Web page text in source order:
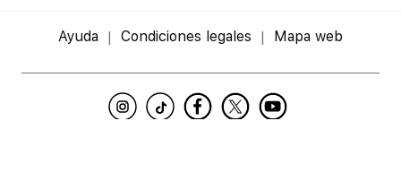
Ayuda Condiciones legales Mapa web